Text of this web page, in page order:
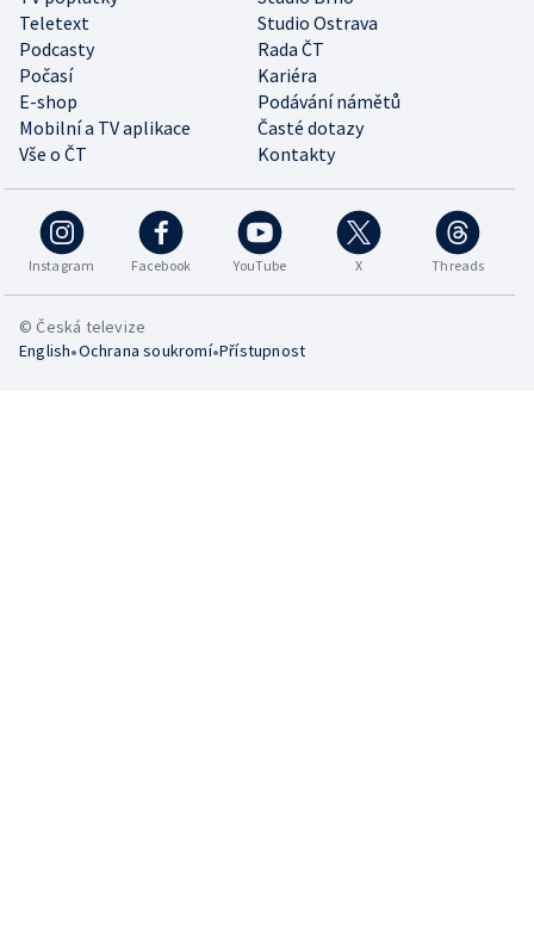
Teletext
Studio Ostrava
Podcasty
Rada ČT
Počasí
Kariéra
E-shop
Podávání námětů
Mobilní a TV aplikace
Časté dotazy
Vše o ČT
Kontakty
Instagram Facebook YouTube X Threads
© Česká televize
English•Ochrana soukromí•Přístupnost